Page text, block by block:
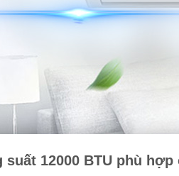
suất 12000 BTU phù